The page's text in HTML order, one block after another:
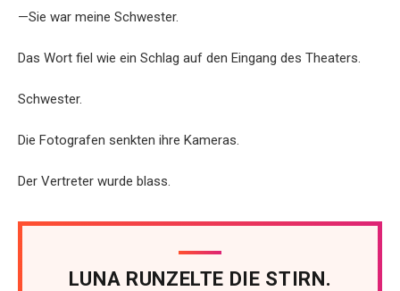
—Sie war meine Schwester.
Das Wort fiel wie ein Schlag auf den Eingang des Theaters.
Schwester.
Die Fotografen senkten ihre Kameras.
Der Vertreter wurde blass.
LUNA RUNZELTE DIE STIRN.